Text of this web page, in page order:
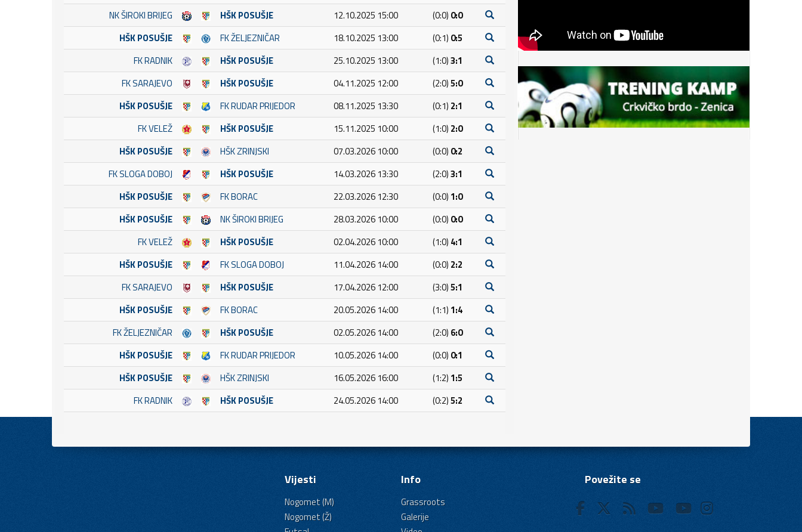
NK ŠIROKI BRIJEG
HŠK POSUŠJE 12.10.2025 15:00 (0:0) 0:0
HŠK POSUŠJE
FK ŽELJEZNIČAR 18.10.2025 13:00 (0:1) 0:5
FK RADNIK
HŠK POSUŠJE 25.10.2025 13:00 (1:0)3:1
FK SARAJEVO
HŠK POSUŠJE 04.11.2025 12:00 (2:0)5:0
HŠK POSUŠJE
FK RUDAR PRIJEDOR 08.11.2025 13:30 (0:1) 2:1
FK VELEŽ
HŠK POSUŠJE 15.11.2025 10:00 (1:0) 2:0
HŠK POSUŠJE
HŠK ZRINJSKI 07.03.2026 10:00 (0:0) 0:2
FK SLOGA DOBOJ
HŠK POSUŠJE 14.03.2026 13:30 (2:0)3:1
HŠK POSUŠJE
FK BORAC 22.03.2026 12:30 (0:0) 1:0
HŠK POSUŠJE
NK ŠIROKI BRIJEG 28.03.2026 10:00 (0:0) 0:0
FK VELEŽ
HŠK POSUŠJE 02.04.2026 10:00 (1:0) 4:1
HŠK POSUŠJE
FK SLOGA DOBOJ 11.04.2026 14:00 (0:0) 2:2
FK SARAJEVO
HŠK POSUŠJE 17.04.2026 12:00 (3:0)5:1
HŠK POSUŠJE
FK BORAC 20.05.2026 14:00 (1:1) 1:4
FK ŽELJEZNIČAR
HŠK POSUŠJE 02.05.2026 14:00 (2:0) 6:0
HŠK POSUŠJE
FK RUDAR PRIJEDOR 10.05.2026 14:00 (0:0) 0:1
HŠK POSUŠJE
HŠK ZRINJSKI 16.05.2026 16:00 (1:2) 1:5
FK RADNIK
HŠK POSUŠJE 24.05.2026 14:00 (0:2)5:2
Vijesti
Nogomet (M)
Nogomet (Ž)
Info
Grassroots
Galerije
Povežite se